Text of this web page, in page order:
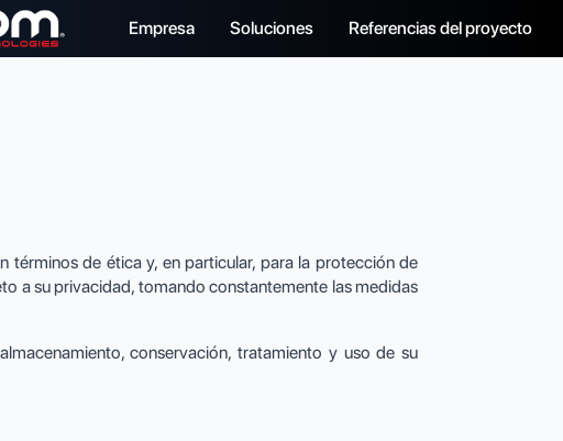
Empresa Soluciones
Referencias del proyecto
términos de ética y, en particular, para la protección de
a su privacidad, tomando constantemente las medidas
conservación, tratamiento y uso de su